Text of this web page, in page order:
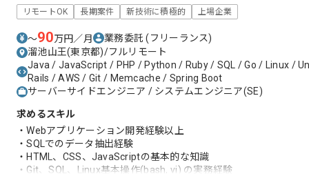
リモートOK 長期案件 新技術に積極的 上場企業
〜90万円／月 業務委託(フリーランス)
溜池山王(東京都)/フルリモート
Java / JavaScript / PHP / Python / Ruby / SQL / Go / Linux /
Rails / AWS / Git / Memcache / Spring Boot
サーバーサイドエンジニア / システムエンジニア(SE)
求めるスキル
・Webアプリケーション開発経験以上
・SQLでのデータ抽出経験
・HTML、CSS、JavaScriptの基本的な知識
・Git、SQL、Linux基本操作(bash, vi) の実務経験